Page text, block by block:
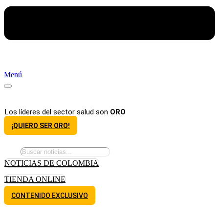
Menú
Los líderes del sector salud son ORO
¡QUIERO SER ORO!
NOTICIAS DE COLOMBIA
TIENDA ONLINE
CONTENIDO EXCLUSIVO